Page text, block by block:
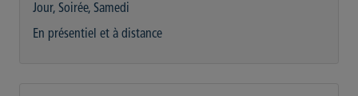
Jour, Soirée, Samedi
En présentiel et à distance